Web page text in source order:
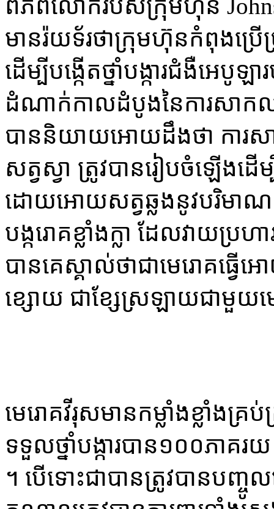
ពិភព​លោក​របស់​ក្រុម​ហ៊ុន
មាន​រ៉យ​ទ័រ​ថា​ក្រុម​ហ៊ុន​កំពុង​ប្រើ​
ដើម្បី​បង្កើត​ថ្នាំ​បង្ការ​ជំងឺ​អេបូ​
ដំណាក់​កាល​ដំបូង​នៃ​ការ​សាក​ល្
បាន​និយាយ​អោយ​ដឹង​ថា ​ការ​សា
សត្វ​ស្វា ​ត្រូវ​បាន​រៀប​ចំ​ឡើង​ដើ
ដោយ​អោយ​សត្វ​ឆ្លង​នូវ​បរិ​មាណ​
បង្ក​រោគ​ខ្លាំង​ក្លា ​ដែល​វាយ​ប្
បាន​គេ​ស្គាល់​ថា​ជា​មេ​រោគ​ធ្វើ​អ
ខ្សោយ​ ជា​ខ្សែ​ស្រឡាយ​ជា​មួយ​
មេ​រោគ​វីរុស​មាន​កម្លាំង​ខ្លាំង​គ្
ទទួល​ថ្នាំ​បង្ការ​បាន​១០០​ភាគ​រ
។ ​បើ​ទោះ​ជា​បាន​ត្រូវ​បាន​បញ្ចូល​